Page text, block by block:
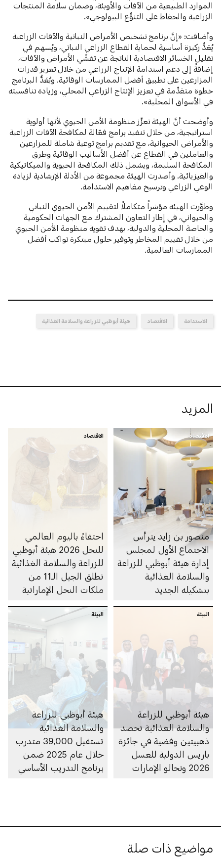
الموارد الطبيعية من الآفات والأوبئة، وضمان سلامة المنتجات
الزراعية والحفاظ على التنوُّع البيولوجي».
وأضافت: «إنَّ برنامج تشخيص الأمراض النباتية والآفات الزراعية
يُعَدُّ ركيزة أساسية لحماية القطاع الزراعي النباتي، ويُسهم في
تقليل الخسائر الاقتصادية الناتجة عن تفشّي الأمراض والآفات،
إضافةً إلى دعم استدامة الإنتاج الزراعي من خلال تعزيز قدرات
المزارعين على تطبيق أفضل الممارسات الوقائية. ويُعَدُّ البرنامج
خطوة متقدِّمة في تعزيز الإنتاج الزراعي المحلي، وزيادة تنافسيته
في الأسواق المحلية».
وأوضحت أنَّ الهيئة تعزِّز منظومة الأمن الحيوي لأنها أولوية
استراتيجية، من خلال تنفيذ برامج فعّالة لمكافحة الآفات الزراعية
والأمراض الحيوانية، مع تقديم برامج توعية شاملة للمزارعين
والعاملين في القطاع عن أفضل الأساليب الوقائية وطرق
المكافحة السليمة، ويشمل ذلك المكافحة الحيوية والميكانيكية
والفيزيائية. وأصدرت الهيئة مجموعة من الأدلة الإرشادية لزيادة
الوعي الزراعي وترسيخ مفاهيم الاستدامة.
وطوَّرت الهيئة مؤشراً متكاملاً لتقييم الأمن الحيوي النباتي
والحيواني، في إطار التعاون المشترك مع الجهات الحكومية
والخاصة المحلية والدولية، بهدف تقوية منظومة الأمن الحيوي
من خلال تقييم المخاطر وتوفير حلول مبتكرة تواكب أفضل
الممارسات العالمية.
الاستدامة الاقتصاد هيئة أبوظبي للزراعة والسلامة الغذائية
المزيد
الاقتصاد
منصور بن زايد يترأس
الاجتماع الأول لمجلس
إدارة هيئة أبوظبي للزراعة
والسلامة الغذائية
بتشكيله الجديد
الاقتصاد
احتفاءً باليوم العالمي
للنحل 2026 هيئة أبوظبي
للزراعة والسلامة الغذائية
تطلق الجيل الـ11 من
ملكات النحل الإماراتية
البيئة
هيئة أبوظبي للزراعة
والسلامة الغذائية تحصد
ذهبيتين وفضية في جائزة
باريس الدولية للعسل
2026 ونحالو الإمارات
البيئة
هيئة أبوظبي للزراعة
والسلامة الغذائية
تستقبل 39,000 متدرب
خلال عام 2025 ضمن
برنامج التدريب الأساسي
مواضيع ذات صلة